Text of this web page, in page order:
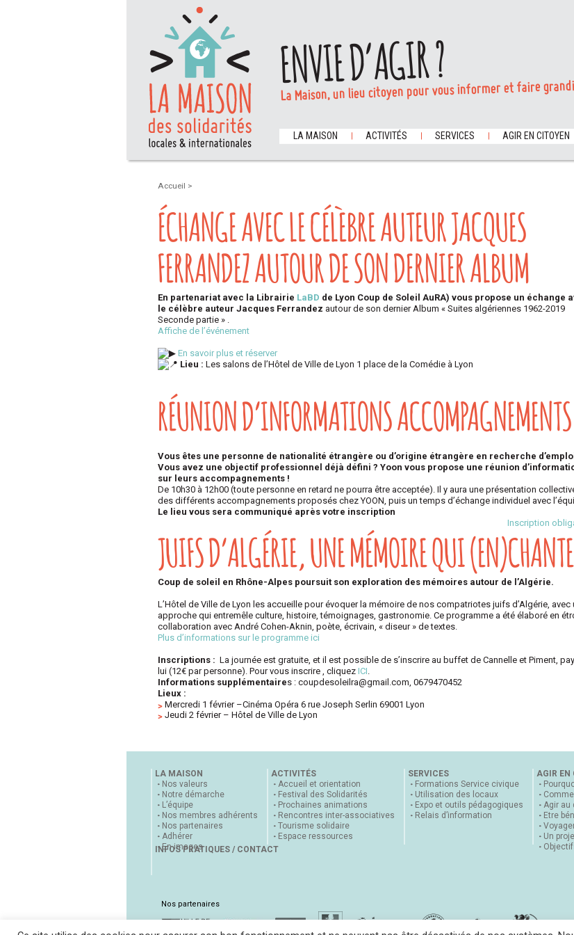
ENVIE D’AGIR ?
La Maison, un lieu citoyen pour vous informer et faire
LA MAISON ACTIVITÉS SERVICES AGIR EN CITOYEN
Accueil >
ÉCHANGE AVEC LE CÉLÈBRE AUTEUR JACQUES
FERRANDEZ AUTOUR DE SON DERNIER ALBUM
En partenariat avec la Librairie LaBD de Lyon Coup de Soleil AuRA) vous propose un échange
le célèbre auteur Jacques Ferrandez autour de son dernier Album « Suites algériennes 1962-2019
Seconde partie » .
Affiche de l’événement
En savoir plus et réserver
Lieu : Les salons de l’Hôtel de Ville de Lyon 1 place de la Comédie à Lyon
RÉUNION D’INFORMATIONS ACCOMPAGNEMENTS
Vous êtes une personne de nationalité étrangère ou d’origine étrangère en recherche
Vous avez une objectif professionnel déjà défini ? Yoon vous propose une réunion
sur leurs accompagnements !
De 10h30 à 12h00 (toute personne en retard ne pourra être acceptée). Il y aura une présentation
des différents accompagnements proposés chez YOON, puis un temps d’échange individuel avec
Le lieu vous sera communiqué après votre inscription
Inscription
JUIFS D’ALGÉRIE, UNE MÉMOIRE QUI (EN)CHANTE
Coup de soleil en Rhône-Alpes poursuit son exploration des mémoires autour de l’Algérie.
L’Hôtel de Ville de Lyon les accueille pour évoquer la mémoire de nos compatriotes juifs d’Algérie, avec
approche qui entremêle culture, histoire, témoignages, gastronomie. Ce programme a été élaboré en
collaboration avec André Cohen-Aknin, poète, écrivain, « diseur » de textes.
Plus d’informations sur le programme ici
Inscriptions : La journée est gratuite, et il est possible de s’inscrire au buffet de Cannelle et Piment,
lui (12€ par personne). Pour vous inscrire , cliquez ICI.
Informations supplémentaires : coupdesoleilra@gmail.com, 0679470452
Lieux :
Mercredi 1 février –Cinéma Opéra 6 rue Joseph Serlin 69001 Lyon
Jeudi 2 février – Hôtel de Ville de Lyon
LA MAISON
Nos valeurs
Notre démarche
L’équipe
Nos membres adhérents
Nos partenaires
Adhérer
En images
ACTIVITÉS
Accueil et orientation
Festival des Solidarités
Prochaines animations
Rencontres inter-associatives
Tourisme solidaire
Espace ressources
SERVICES
Formations Service civique
Utilisation des locaux
Expo et outils pédagogiques
Relais d’information
AGIR EN
Agir au
Etre
Un
INFOS PRATIQUES / CONTACT
Nos partenaires